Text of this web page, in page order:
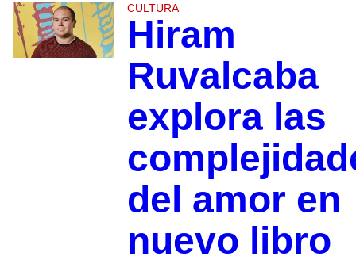
CULTURA
Hiram
Ruvalcaba
explora las
del amor en
nuevo libro